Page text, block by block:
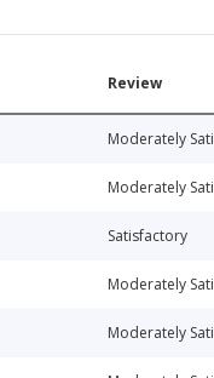
Review
Moderately
Moderately
Satisfactory
Moderately
Moderately